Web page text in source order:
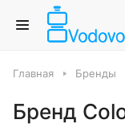
Главная Бренды
Бренд